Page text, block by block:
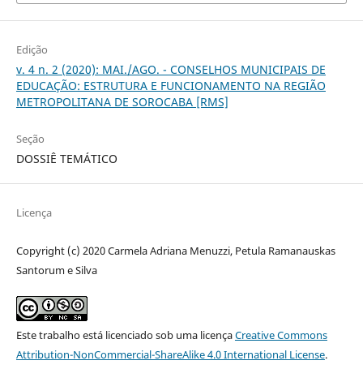
Edição
v. 4 n. 2 (2020): MAI./AGO. - CONSELHOS MUNICIPAIS DE
EDUCAÇÃO: ESTRUTURA E FUNCIONAMENTO NA REGIÃO
METROPOLITANA DE SOROCABA [RMS]
Seção
DOSSIÊ TEMÁTICO
Licença
Copyright (c) 2020 Carmela Adriana Menuzzi, Petula Ramanauskas
Santorum e Silva
Este trabalho está licenciado sob uma licençaCreative Commons
Attribution-NonCommercial-ShareAlike 4.0 International License.